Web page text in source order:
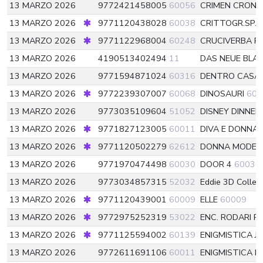
13 MARZO 2026
9772421458005 60056 CRIMEN
13 MARZO 2026
9771120438028 60038
13 MARZO 2026
9771122968004 60248 CRUCIVERBA
13 MARZO 2026
4190513402494 11
DAS NEUE
13 MARZO 2026
9771594871024 60316 DENTRO CASA
13 MARZO 2026
9772239307007 60068 DINOSAURI
13 MARZO 2026
9773035109604 51052 DISNEY
13 MARZO 2026
9771827123005 60011 DIVA E DONNA
13 MARZO 2026
9771120502279 62612 DONNA
13 MARZO 2026
9771970474498 60030 DOOR 4 60030
13 MARZO 2026
9773034857315 52032 Eddie 3D
13 MARZO 2026
9771120439001 60009 ELLE 60009
13 MARZO 2026
9772975252319 53022 ENC. RODARI
13 MARZO 2026
9771125594002 60139 ENIGMISTICA
13 MARZO 2026
9772611691106 60011 ENIGMISTICA